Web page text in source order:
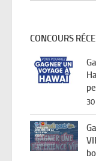
CONCOURS
30